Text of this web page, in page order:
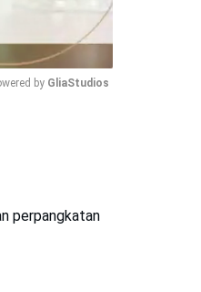
by GliaStudios
perpangkatan